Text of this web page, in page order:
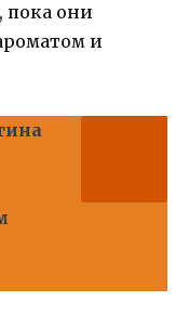
пока они
и